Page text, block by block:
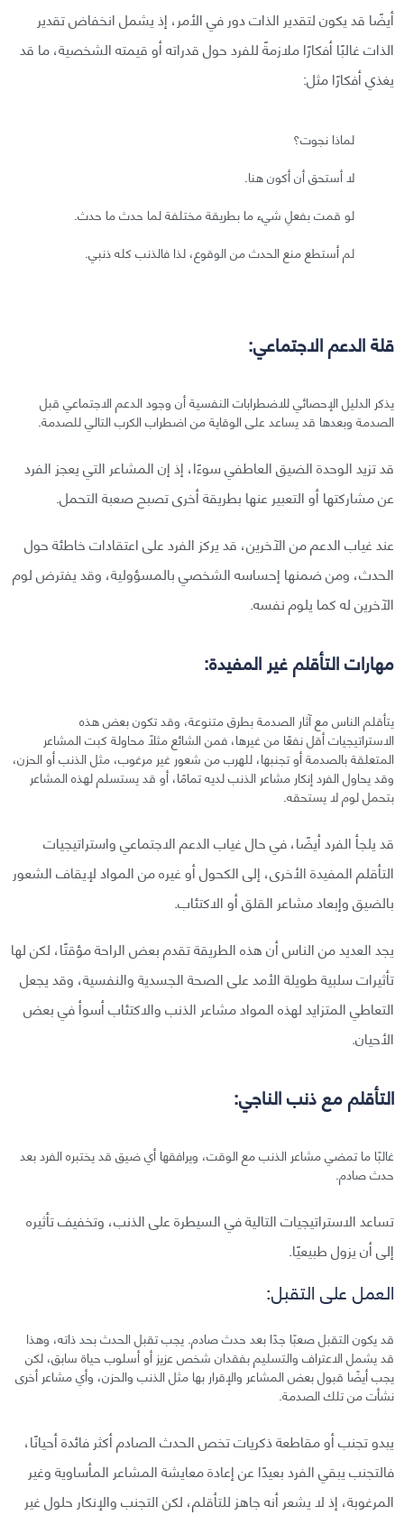
أيضًا قد يكون لتقدير الذات دور في الأمر، إذ يشمل انخفاض تقدير
الذات غالبًا أفكارًا ملازمةً للفرد حول قدراته أو قيمته الشخصية، ما قد
يغذي أفكارًا مثل:
لماذا نجوت؟
لا أستحق أن أكون هنا.
لو قمت بفعلِ شيء ما بطريقة مختلفة لما حدث ما حدث.
لم أستطع منع الحدث من الوقوع، لذا فالذنب كله ذنبي.
قلة الدعم الاجتماعي:
يذكر الدليل الإحصائي للاضطرابات النفسية أن وجود الدعم الاجتماعي قبل
الصدمة وبعدها قد يساعد على الوقاية من اضطراب الكرب التالي للصدمة.
قد تزيد الوحدة الضيق العاطفي سوءًا، إذ إن المشاعر التي يعجز الفرد
عن مشاركتها أو التعبير عنها بطريقة أخرى تصبح صعبة التحمل.
عند غياب الدعم من الآخرين، قد يركز الفرد على اعتقادات خاطئة حول
الحدث، ومن ضمنها إحساسه الشخصي بالمسؤولية، وقد يفترض لوم
الآخرين له كما يلوم نفسه.
مهارات التأقلم غير المفيدة:
يتأقلم الناس مع آثار الصدمة بطرق متنوعة، وقد تكون بعض هذه
الاستراتيجيات أقل نفعًا من غيرها، فمن الشائع مثلًا محاولة كبت المشاعر
المتعلقة بالصدمة أو تجنبها، للهرب من شعور غير مرغوب، مثل الذنب أو الحزن،
وقد يحاول الفرد إنكار مشاعر الذنب لديه تمامًا، أو قد يستسلم لهذه المشاعر
بتحمل لوم لا يستحقه.
قد يلجأ الفرد أيضًا، في حال غياب الدعم الاجتماعي واستراتيجيات
التأقلم المفيدة الأخرى، إلى الكحول أو غيره من المواد لإيقاف الشعور
بالضيق وإبعاد مشاعر القلق أو الاكتئاب.
يجد العديد من الناس أن هذه الطريقة تقدم بعض الراحة مؤقتًا، لكن لها
تأثيرات سلبية طويلة الأمد على الصحة الجسدية والنفسية، وقد يجعل
التعاطي المتزايد لهذه المواد مشاعر الذنب والاكتئاب أسوأ في بعض
الأحيان.
التأقلم مع ذنب الناجي:
غالبًا ما تمضي مشاعر الذنب مع الوقت، ويرافقها أي ضيق قد يختبره الفرد بعد
حدث صادم.
تساعد الاستراتيجيات التالية في السيطرة على الذنب، وتخفيف تأثيره
إلى أن يزول طبيعيًا.
العمل على التقبل:
قد يكون التقبل صعبًا جدًا بعد حدث صادم. يجب تقبل الحدث بحد ذاته، وهذا
قد يشمل الاعتراف والتسليم بفقدان شخص عزيز أو أسلوب حياة سابق، لكن
يجب أيضًا قبول بعض المشاعر والإقرار بها مثل الذنب والحزن، وأي مشاعر أخرى
نشأت من تلك الصدمة.
يبدو تجنب أو مقاطعة ذكريات تخص الحدث الصادم أكثر فائدة أحيانًا،
فالتجنب يبقي الفرد بعيدًا عن إعادة معايشة المشاعر المأساوية وغير
المرغوبة، إذ لا يشعر أنه جاهز للتأقلم، لكن التجنب والإنكار حلول غير